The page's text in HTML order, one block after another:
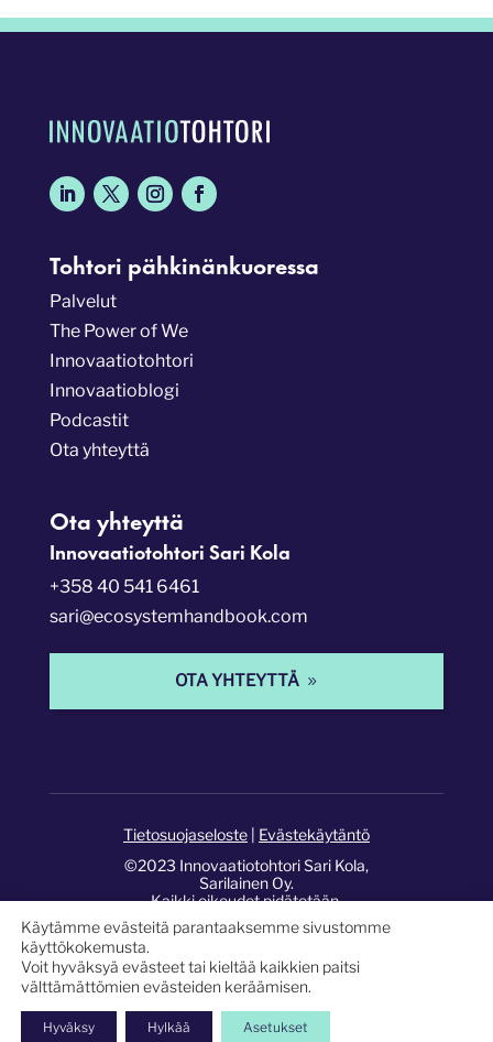
Tohtori pähkinänkuoressa
Palvelut
The Power of We
Innovaatiotohtori
Innovaatioblogi
Podcastit
Ota yhteyttä
Ota yhteyttä
Innovaatiotohtori Sari Kola
+358 40 541 6461
sari@ecosystemhandbook.com
OTA YHTEYTTÄ
©2023 Innovaatiotohtori Sari Kola,
Sarilainen Oy.
Kaikki oikeudet pidätetään.
Sivusto:Pixelwork Studios.
Tietosuojaseloste| Evästekäytäntö
Käytämme evästeitä parantaaksemme sivustomme
käyttökokemusta.
Voit hyväksyä evästeet tai kieltää kaikkien paitsi
välttämättömien evästeiden keräämisen.
Hyväksy Hylkää Asetukset